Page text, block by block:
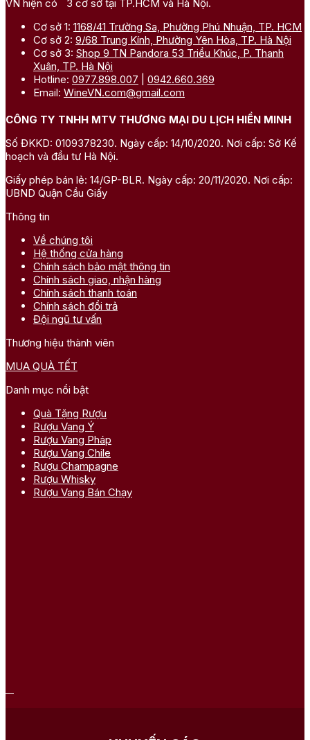
VN hiện có 3 cơ sở tại TP.HCM và Hà Nội.
Cơ sở 1: 1168/41 Trường Sa, Phường Phú Nhuận, TP. HCM
Cơ sở 2: 9/68 Trung Kính, Phường Yên Hòa, TP. Hà Nội
Cơ sở 3: Shop 9 TN Pandora 53 Triều Khúc, P. Thanh
Xuân, TP. Hà Nội
Hotline: 0977.898.007
0942.660.369
Email: WineVN.com@gmail.com
CÔNG TY TNHH MTV THƯƠNG MẠI DU LỊCH HIỀN MINH
Số ĐKKD: 0109378230. Ngày cấp: 14/10/2020. Nơi cấp: Sở Kế
hoạch và đầu tư Hà Nội.
Giấy phép bán lẻ: 14/GP-BLR. Ngày cấp: 20/11/2020. Nơi cấp:
UBND Quận Cầu Giấy
Thông tin
Về chúng tôi
Hệ thống cửa hàng
Chính sách bảo mật thông tin
Chính sách giao, nhận hàng
Chính sách thanh toán
Chính sách đổi trả
Đội ngũ tư vấn
Thương hiệu thành viên
MUA QUÀ TẾT
Danh mục nổi bật
Quà Tặng Rượu
Rượu Vang Ý
Rượu Vang Pháp
Rượu Vang Chile
Rượu Champagne
Rượu Whisky
Rượu Vang Bán Chạy